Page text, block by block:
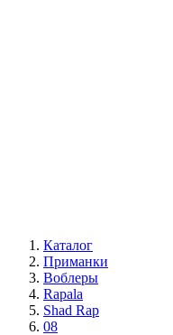
Каталог
Приманки
Воблеры
Rapala
Shad Rap
08